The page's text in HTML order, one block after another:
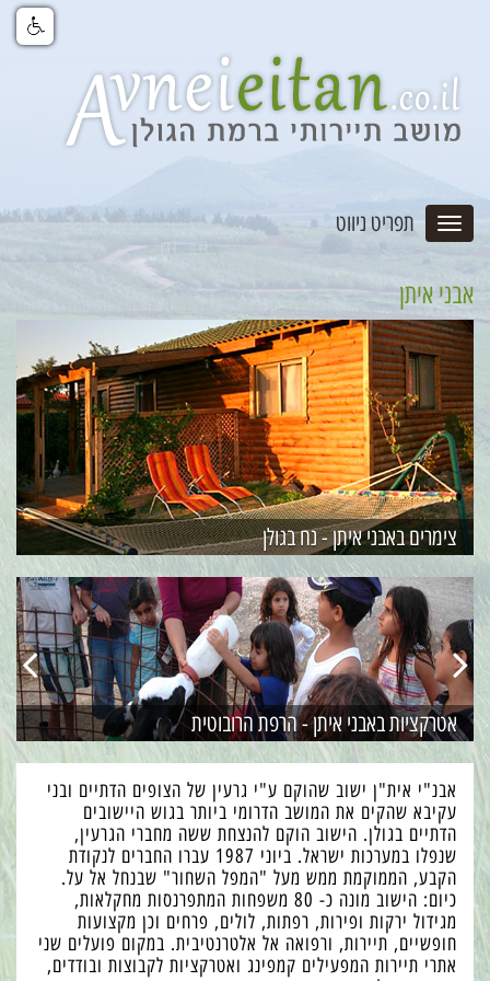
תפריט ניווט
אבני איתן
צימרים באבני איתן - נח בגולן
אטרקציות באבני איתן - הרפת הרובוטית
אבנ"י אית"ן ישוב שהוקם ע"י גרעין של הצופים הדתיים ובני
עקיבא שהקים את המושב הדרומי ביותר בגוש היישובים
הדתיים בגולן. הישוב הוקם להנצחת ששה מחברי הגרעין,
שנפלו במערכות ישראל. ביוני 1987 עברו החברים לנקודת
הקבע, הממוקמת ממש מעל "המפל השחור" שבנחל אל על.
כיום: הישוב מונה כ- 80 משפחות המתפרנסות מחקלאות,
מגידול ירקות ופירות, רפתות, לולים, פרחים וכן מקצועות
חופשיים, תיירות, ורפואה אל אלטרנטיבית. במקום פועלים שני
אתרי תיירות המפעילים קמפינג ואטרקציות לקבוצות ובודדים,